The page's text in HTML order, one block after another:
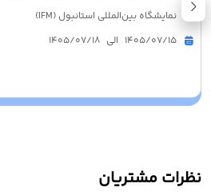
نمایشگاه بین‌المللی استانبول (IFM)
1405/07/15 الی 1405/07/18
نظرات مشتریان